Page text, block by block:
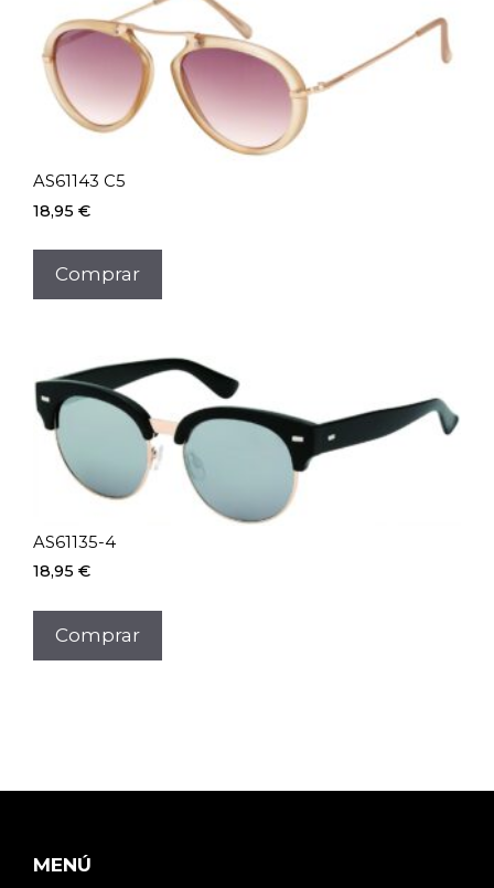
AS61143 C5
18,95 €
Comprar
AS61135-4
18,95 €
Comprar
MENÚ